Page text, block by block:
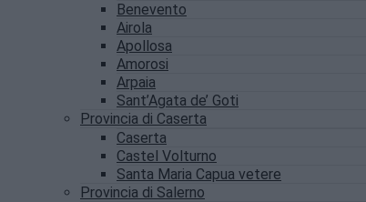
Benevento
Airola
Apollosa
Amorosi
Arpaia
Sant’Agata de’ Goti
Provincia di Caserta
Caserta
Castel Volturno
Santa Maria Capua vetere
Provincia di Salerno